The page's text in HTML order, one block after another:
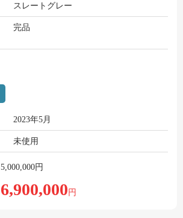
スレートグレー
完品
2023年5月
未使用
5,000,000円
6,900,000 円